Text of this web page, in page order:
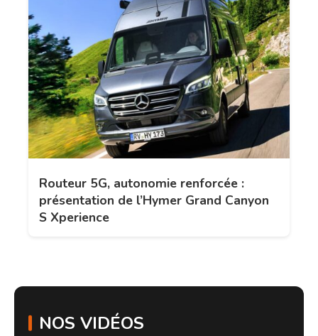
Routeur 5G, autonomie renforcée :
présentation de l’Hymer Grand Canyon
S Xperience
NOS VIDÉOS